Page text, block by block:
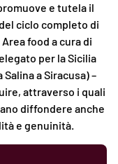
e tutela il
ciclo completo di
food a cura di
per la Sicilia
a Siracusa) –
attraverso i quali
diffondere anche
e genuinità.